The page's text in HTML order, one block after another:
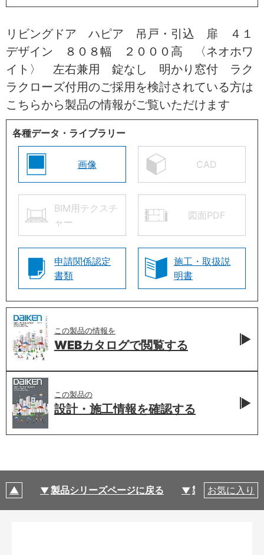
リビングドア ハピア 吊戸・引込 扉 ４１
デザイン ８０８幅 ２０００高 〈ネオホワ
イト〉 左右兼用 錠なし 明かり窓付 ラク
ラクローズ付用のご採用を検討されている方は
こちらから製品の情報がご覧いただけます
各種データ・ライブラリー
画像 CAD
BIM用テクスチ
ャー
図面PDF
申請関係認定
書類
施工・取扱説
明書
この製品の情報を
WEBカタログで閲覧する
この製品の
設計・施工情報を確認する
製品シリーズページに戻る 製品仕様
お気に入り